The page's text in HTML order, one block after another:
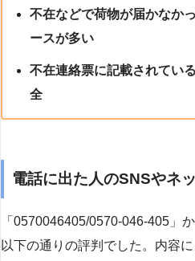
不在などで荷物が届かなか
ースが多い
不在連絡票に記載されてい
全
電話に出た人のSNSやネ
「0570046405/0570-046-405」
以下の通りの評判でした。内容